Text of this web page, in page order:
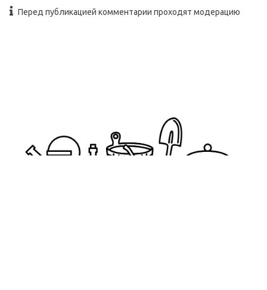
Перед публикацией комментарии проходят модерацию